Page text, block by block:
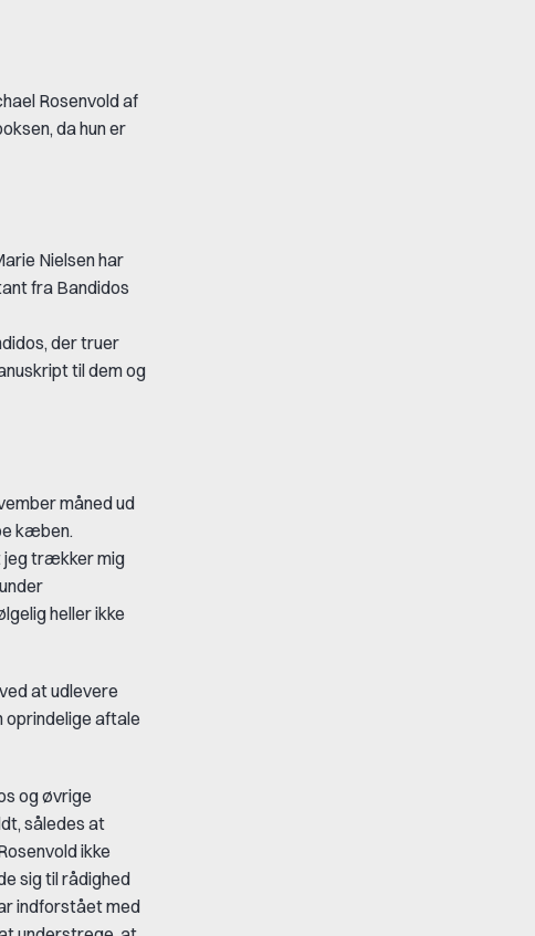
Rosenvold af
da hun er
Nielsen har
fra Bandidos
der truer
til dem og
måned ud
kæben.
jeg trækker mig
heller ikke
at udlevere
aftale
og øvrige
således at
ikke
sig til rådighed
indforstået med